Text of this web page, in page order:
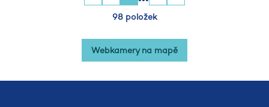
98 položek
Webkamery na mapě